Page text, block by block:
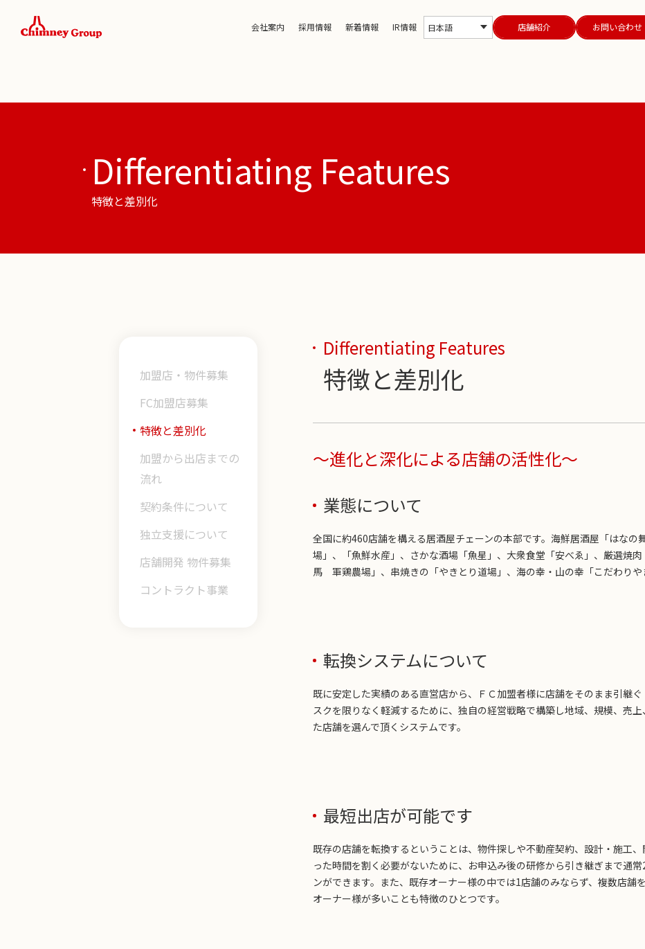
会社案内 採用情報 新着情報 IR情報 日本語 店舗紹介 お問い合わせ
Differentiating Features
特徴と差別化
加盟店・物件募集
FC加盟店募集
特徴と差別化
加盟から出店までの
流れ
契約条件について
独立支援について
店舗開発 物件募集
コントラクト事業
Differentiating Features
特徴と差別化
～進化と深化による店舗の活性化～
業態について
全国に約460店舗を構える居酒屋チェーンの本部です。海鮮居酒屋「はなの
場」、「魚鮮水産」、さかな酒場「魚星」、大衆食堂「安べゑ」、厳選焼
馬 軍鶏農場」、串焼きの「やきとり道場」、海の幸・山の幸「こだわりや
転換システムについて
既に安定した実績のある直営店から、ＦＣ加盟者様に店舗をそのまま引継
スクを限りなく軽減するために、独自の経営戦略で構築し地域、規模、売
た店舗を選んで頂くシステムです。
最短出店が可能です
既存の店舗を転換するということは、物件探しや不動産契約、設計・施工
った時間を割く必要がないために、お申込み後の研修から引き継ぎまで通
ンができます。また、既存オーナー様の中では1店舗のみならず、複数店舗
オーナー様が多いことも特徴のひとつです。